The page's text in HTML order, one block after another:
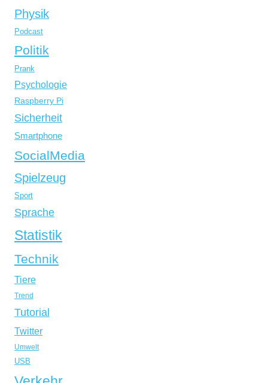
Physik
Podcast
Politik
Prank
Psychologie
Raspberry Pi
Sicherheit
Smartphone
SocialMedia
Spielzeug
Sport
Sprache
Statistik
Technik
Tiere
Trend
Tutorial
Twitter
Umwelt
USB